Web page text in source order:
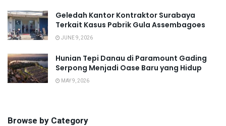
Geledah Kantor Kontraktor Surabaya
Terkait Kasus Pabrik Gula Assembagoes
JUNE 9, 2026
Hunian Tepi Danau di Paramount Gading
Serpong Menjadi Oase Baru yang Hidup
MAY 9, 2026
Browse by Category